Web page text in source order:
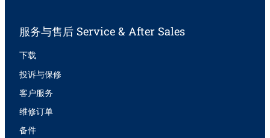
服务与售后 Service & After Sales
下载
投诉与保修
客户服务
维修订单
备件